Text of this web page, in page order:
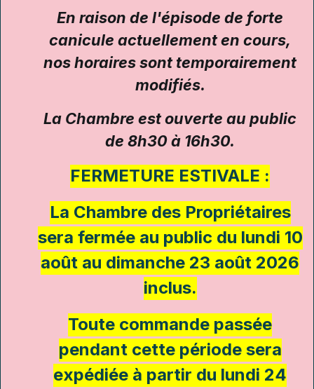
En raison de l'épisode de forte
canicule actuellement en cours,
nos horaires sont temporairement
modifiés.
La Chambre est ouverte au public
de 8h30 à 16h30.
FERMETURE ESTIVALE :
La Chambre des Propriétaires
sera fermée au public du lundi 10
août au dimanche 23 août 2026
inclus.
Toute commande passée
pendant cette période sera
expédiée à partir du lundi 24